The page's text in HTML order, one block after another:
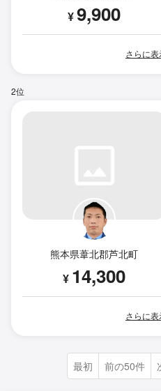
¥9,900
さらに表
2位
熊本県葦北郡芦北町
¥ 14,300
さらに表
最初 前の50件